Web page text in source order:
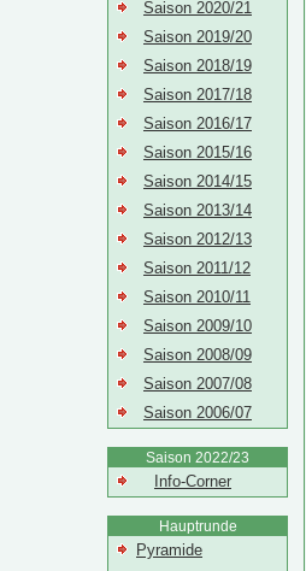
Saison 2020/21
Saison 2019/20
Saison 2018/19
Saison 2017/18
Saison 2016/17
Saison 2015/16
Saison 2014/15
Saison 2013/14
Saison 2012/13
Saison 2011/12
Saison 2010/11
Saison 2009/10
Saison 2008/09
Saison 2007/08
Saison 2006/07
Saison 2022/23
Info-Corner
Hauptrunde
Pyramide